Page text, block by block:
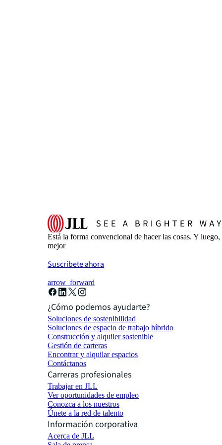
Está la forma convencional de hacer las cosas. Y
mejor
Suscríbete ahora
arrow_forward
¿Cómo podemos ayudarte?
Soluciones de sostenibilidad
Soluciones de espacio de trabajo híbrido
Construcción y alquiler sostenible
Gestión de carteras
Encontrar y alquilar espacios
Contáctanos
Carreras profesionales
Trabajar en JLL
Ver oportunidades de empleo
Conozca a los nuestros
Únete a la red de talento
Información corporativa
Acerca de JLL